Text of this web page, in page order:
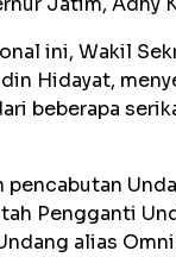
ini, Wakil
Hidayat,
beberapa
Pengganti
alias